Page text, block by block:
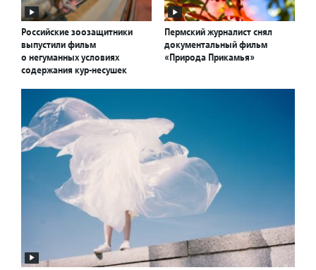
Российские зоозащитники
выпустили фильм
о негуманных условиях
содержания кур-несушек
Пермский журналист снял
документальный фильм
«Природа Прикамья»